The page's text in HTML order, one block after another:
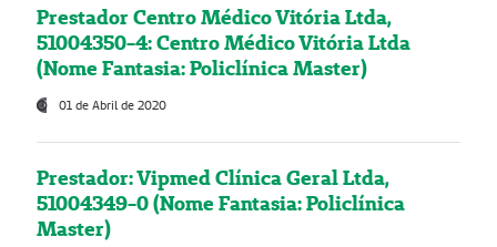
Prestador Centro Médico Vitória Ltda,
51004350-4: Centro Médico Vitória Ltda
(Nome Fantasia: Policlínica Master)
01 de Abril de 2020
Prestador: Vipmed Clínica Geral Ltda,
51004349-0 (Nome Fantasia: Policlínica
Master)